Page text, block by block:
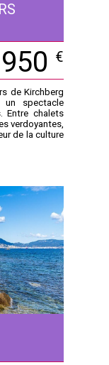
950 €
de Kirchberg
un spectacle
Entre chalets
verdoyantes,
de la culture